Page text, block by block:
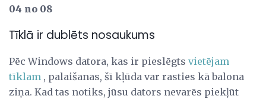
04 no 08
Tīklā ir dublēts nosaukums
Pēc Windows datora, kas ir pieslēgts vietējam
tīklam , palaišanas, šī kļūda var rasties kā balona
ziņa. Kad tas notiks, jūsu dators nevarēs piekļūt